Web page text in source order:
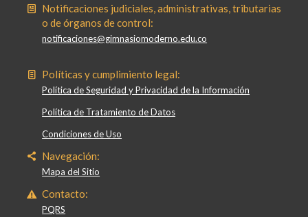
Notificaciones judiciales, administrativas, tributarias
o de órganos de control:
notificaciones@gimnasiomoderno.edu.co
Políticas y cumplimiento legal:
Política de Seguridad y Privacidad de la Información
Política de Tratamiento de Datos
Condiciones de Uso
Navegación:
Mapa del Sitio
Contacto:
PQRS